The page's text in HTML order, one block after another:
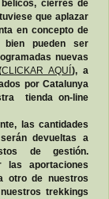
cierres de
que aplazar
en concepto de
bien pueden ser
nuevas
CLICKAR AQUÍ ), a
por Catalunya
tienda on-line
las cantidades
devueltas a
de gestión.
las aportaciones
otro de nuestros
trekkings